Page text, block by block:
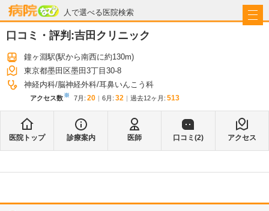
人で選べる医院検索
病院なび
口コミ・評判:吉田クリニック
鐘ヶ淵駅(駅から南西に約130m)
東京都墨田区墨田3丁目30-8
神経内科 脳神経外科 耳鼻いんこう科
アクセス数※ 7月 : 20 6月 : 32 過去12ヶ月: 513
医院トップ 診療案内 医師 口コミ(2) アクセス